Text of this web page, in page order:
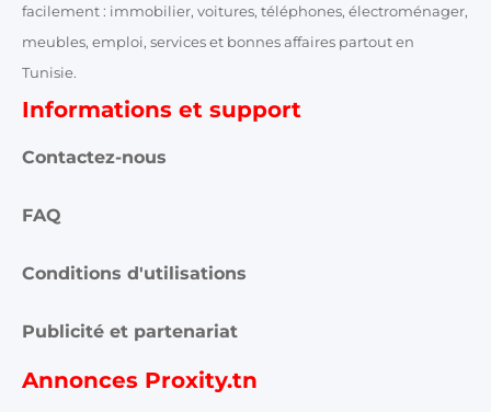
facilement : immobilier, voitures, téléphones, électroménager,
meubles, emploi, services et bonnes affaires partout en
Tunisie.
Informations et support
Contactez-nous
FAQ
Conditions d'utilisations
Publicité et partenariat
Annonces Proxity.tn